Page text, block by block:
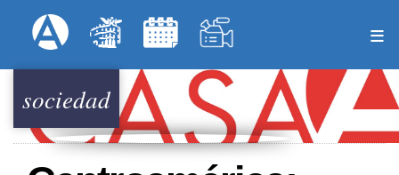
al
principal
Menú Superior
sociedad